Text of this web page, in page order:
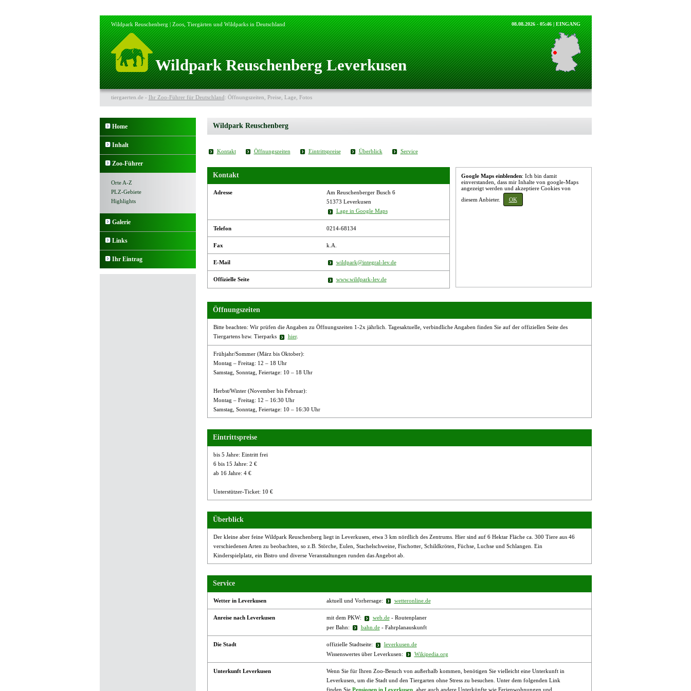
Wildpark Reuschenberg | Zoos, Tiergärten und Wildparks in Deutschland
Wildpark Reuschenberg Leverkusen
08.08.2026 - 05:46 |EINGANG
tiergaerten.de - Ihr Zoo-Führer für Deutschland: Öffnungszeiten, Preise, Lage, Fotos
Home
Inhalt
Zoo-Führer
Orte A-Z
PLZ-Gebiete
Highlights
Galerie
Links
Ihr Eintrag
Wildpark Reuschenberg
Kontakt Öffnungszeiten Eintrittspreise Überblick Service
Google Maps einblenden: Ich bin damit
einverstanden, dass mir Inhalte von google-Maps
angezeigt werden und akzeptiere Cookies von
diesem Anbieter.
OK
Kontakt
Adresse
Am Reuschenberger Busch 6
51373 Leverkusen
Lage in Google Maps
Telefon 0214-68134
Fax k.A.
E-Mail wildpark@integral-lev.de
Offizielle Seite www.wildpark-lev.de
Öffnungszeiten
Bitte beachten: Wir prüfen die Angaben zu Öffnungszeiten 1-2x jährlich. Tagesaktuelle, verbindliche Angaben finden Sie auf der offiziellen Seite des
Tiergartens bzw. Tierparks
hier.
Frühjahr/Sommer (März bis Oktober):
Montag – Freitag: 12 – 18 Uhr
Samstag, Sonntag, Feiertage: 10 – 18 Uhr
Herbst/Winter (November bis Februar):
Montag – Freitag: 12 – 16:30 Uhr
Samstag, Sonntag, Feiertage: 10 – 16:30 Uhr
Eintrittspreise
bis 5 Jahre: Eintritt frei
6 bis 15 Jahre: 2 €
ab 16 Jahre: 4 €
Unterstützer-Ticket: 10 €
Überblick
Der kleine aber feine Wildpark Reuschenberg liegt in Leverkusen, etwa 3 km nördlich des Zentrums. Hier sind auf 6 Hektar Fläche ca. 300 Tiere aus 46
verschiedenen Arten zu beobachten, so z.B. Störche, Eulen, Stachelschweine, Fischotter, Schildkröten, Füchse, Luchse und Schlangen. Ein
Kinderspielplatz, ein Bistro und diverse Veranstaltungen runden das Angebot ab.
Service
Wetter in Leverkusen aktuell und Vorhersage: wetteronline.de
Anreise nach Leverkusen mit dem PKW: web.de- Routenplaner
per Bahn:
bahn.de- Fahrplanauskunft
Die Stadt offizielle Stadtseite:
leverkusen.de
Wissenswertes über Leverkusen:
Wikipedia.org
Unterkunft Leverkusen
Wenn Sie für Ihren Zoo-Besuch von außerhalb kommen, benötigen Sie vielleicht eine Unterkunft in
Leverkusen, um die Stadt und den Tiergarten ohne Stress zu besuchen. Unter dem folgenden Link
finden Sie Pensionen in Leverkusen, aber auch andere Unterkünfte wie Ferienwohnungen und